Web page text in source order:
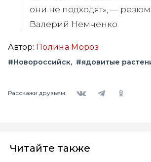
они не подходят», —
Валерий Немченко.
Автор: Полина Мороз
#Новороссийск #ядовитые
Расскажи друзьям:
Читайте также